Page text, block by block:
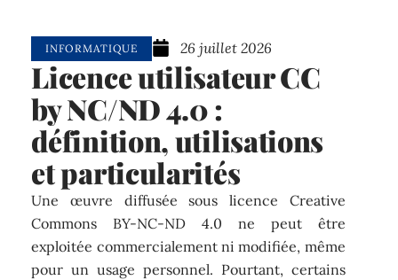
INFORMATIQUE 26 juillet 2026
Licence utilisateur CC
by NC/ND 4.0 :
définition, utilisations
et particularités
Une œuvre diffusée sous licence Creative
Commons BY-NC-ND 4.0 ne peut être
exploitée commercialement ni modifiée, même
pour un usage personnel. Pourtant, certains